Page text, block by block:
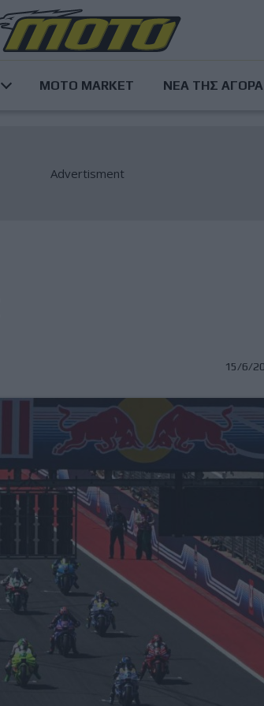
MOTO MARKET ΝΕΑ ΤΗΣ
15/6/